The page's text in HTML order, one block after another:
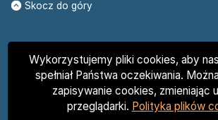
Wykorzystujemy pliki cookies, aby
spełniał Państwa oczekiwania.
zapisywanie cookies, zmieniając
przeglądarki. Polityka plików
Skocz do góry